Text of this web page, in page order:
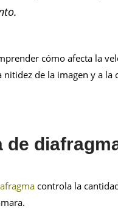
cómo afecta la
nitidez de la imagen y a la
de
controla la